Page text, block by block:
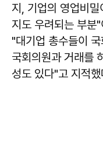
지, 기업의 영업비
지도 우려되는 부분
"대기업 총수들이
국회의원과 거래를
성도 있다"고 지적했